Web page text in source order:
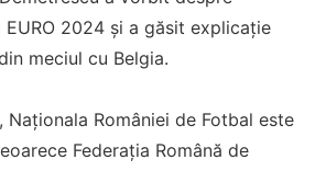
EURO 2024 și a găsit explicație
meciul cu Belgia.
României de Fotbal este
Federația Română de